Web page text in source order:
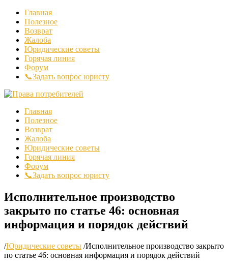
Главная
Полезное
Возврат
Жалоба
Юридические советы
Горячая линия
Форум
📞Задать вопрос юристу
Главная
Полезное
Возврат
Жалоба
Юридические советы
Горячая линия
Форум
📞Задать вопрос юристу
Исполнительное производство
закрыто по статье 46: основная
информация и порядок действий
/Юридические советы /Исполнительное производство закрыто
по статье 46: основная информация и порядок действий